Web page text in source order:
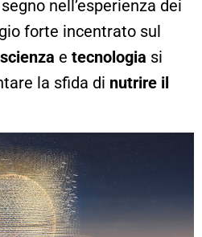
nell’esperienza dei
forte incentrato sul
scienza e tecnologia si
la sfida di nutrire il